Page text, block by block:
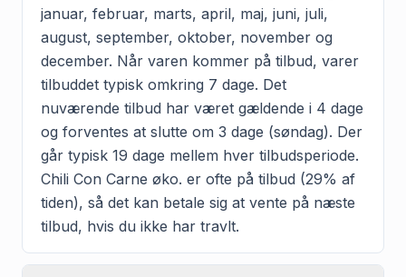
januar, februar, marts, april, maj, juni, juli,
august, september, oktober, november og
december. Når varen kommer på tilbud, varer
tilbuddet typisk omkring 7 dage. Det
nuværende tilbud har været gældende i 4 dage
og forventes at slutte om 3 dage (søndag). Der
går typisk 19 dage mellem hver tilbudsperiode.
Chili Con Carne øko. er ofte på tilbud (29% af
tiden), så det kan betale sig at vente på næste
tilbud, hvis du ikke har travlt.